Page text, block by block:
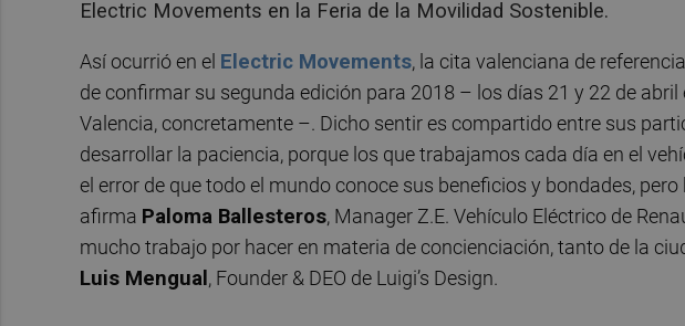
Electric Movements en la Feria de la Movilidad Sostenible.
Así ocurrió en el Electric Movements, la cita valenciana de
de confirmar su segunda edición para 2018 – los días 21 y 22 de
Valencia, concretamente –. Dicho sentir es compartido entre sus
desarrollar la paciencia, porque los que trabajamos cada día en el
el error de que todo el mundo conoce sus beneficios y bondades,
afirma Paloma Ballesteros, Manager Z.E. Vehículo Eléctrico de
mucho trabajo por hacer en materia de concienciación, tanto de la
Luis Mengual , Founder & DEO de Luigi’s Design.